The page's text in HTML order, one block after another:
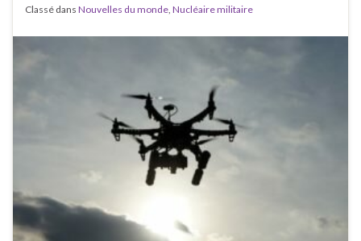
Classé dans Nouvelles du monde, Nucléaire militaire